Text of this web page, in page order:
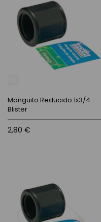
Manguito Reducido 1x3/4
Blister
2,80 €